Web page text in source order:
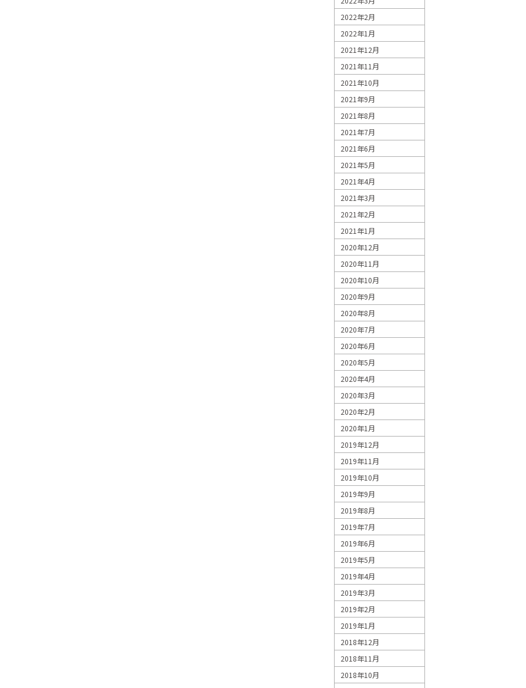
2022年2月
2022年1月
2021年12月
2021年11月
2021年10月
2021年9月
2021年8月
2021年7月
2021年6月
2021年5月
2021年4月
2021年3月
2021年2月
2021年1月
2020年12月
2020年11月
2020年10月
2020年9月
2020年8月
2020年7月
2020年6月
2020年5月
2020年4月
2020年3月
2020年2月
2020年1月
2019年12月
2019年11月
2019年10月
2019年9月
2019年8月
2019年7月
2019年6月
2019年5月
2019年4月
2019年3月
2019年2月
2019年1月
2018年12月
2018年11月
2018年10月